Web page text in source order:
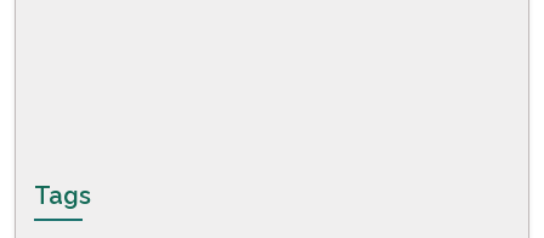
Tags